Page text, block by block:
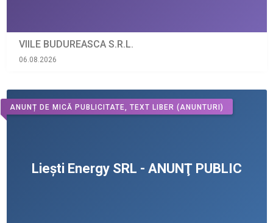
VIILE BUDUREASCA S.R.L.
06.08.2026
ANUNȚ DE MICĂ PUBLICITATE, TEXT LIBER (ANUNTURI)